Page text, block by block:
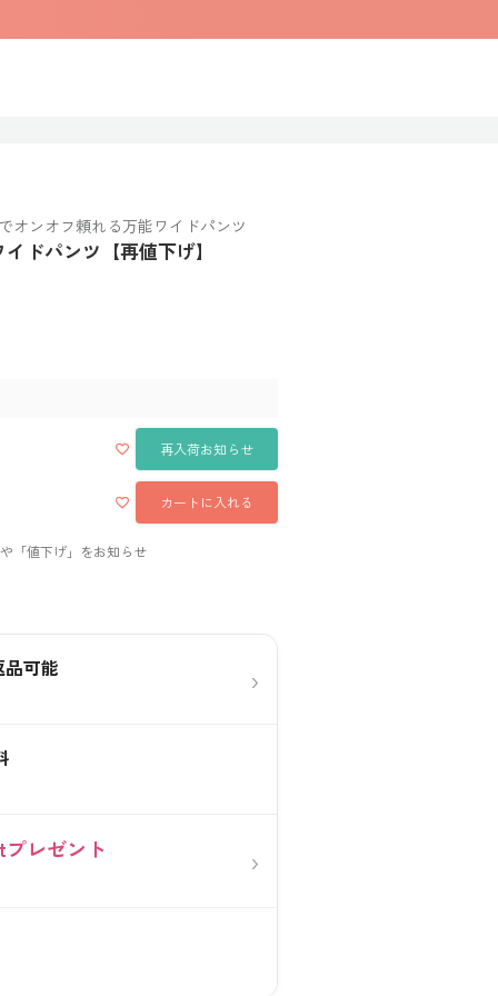
オンオフ頼れる万能ワイドパンツ
ドパンツ【再値下げ】
再入荷お知らせ
カートに入れる
可能 ›
プレゼント ›